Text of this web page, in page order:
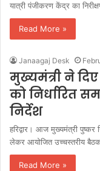
यात्री पंजीकरण केंद्र का
Read More »
Janaagaj Desk
मुख्यमंत्री ने
को निर्धारित
निर्देश
हरिद्वार। आज मुख्यमंत्री पुष्कर
लेकर आयोजित उच्चस्तरीय
Read More »